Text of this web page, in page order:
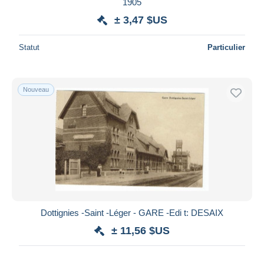
± 3,47 $US
Statut Particulier
Nouveau
Dottignies -Saint -Léger - GARE -Edi t: DESAIX
± 11,56 $US